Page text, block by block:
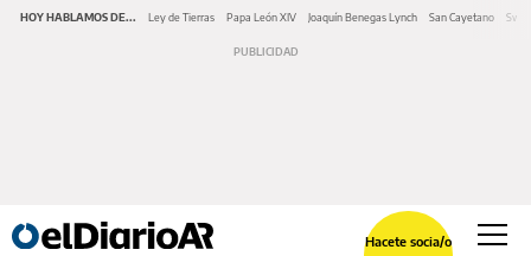
HOY HABLAMOS DE... Ley de Tierras Papa León XIV Joaquín Benegas Lynch San Cayetano
Hacete socia/o